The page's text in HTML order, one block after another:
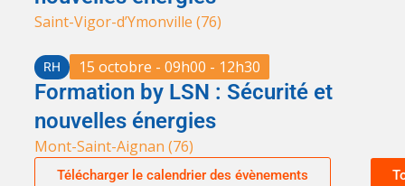
Saint-Vigor-d’Ymonville (76)
RH 15 octobre - 09h00 - 12h30
Formation by LSN : Sécurité et
nouvelles énergies
Mont-Saint-Aignan (76)
Télécharger le calendrier des évènements